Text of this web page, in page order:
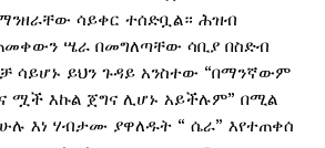
ሳይቀር ተሰድቧል። ሕዝብ
ሤራ በመግለጣቸው ሳቢያ በስድብ
ሳይሆኑ ይህን ጉዳይ አንስተው “በማንኛውም
ሟች እኩል ጀግና ሊሆኑ አይችሉም” በሚል
እነ ሃብታሙ ያዋለዱት “ ሴራ” እየተጠቀሰ